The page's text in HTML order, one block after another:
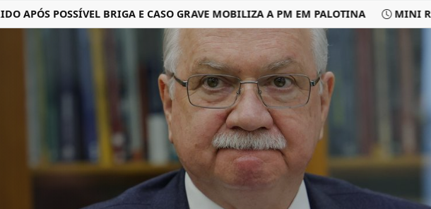
POSSÍVEL BRIGA E CASO GRAVE MOBILIZA A PM EM PALOTINA MINI